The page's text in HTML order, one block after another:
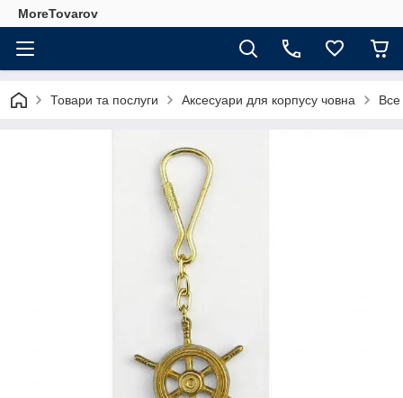
MoreTovarov
Товари та послуги Аксесуари для корпусу човна Все